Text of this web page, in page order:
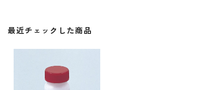
最近チェックした商品